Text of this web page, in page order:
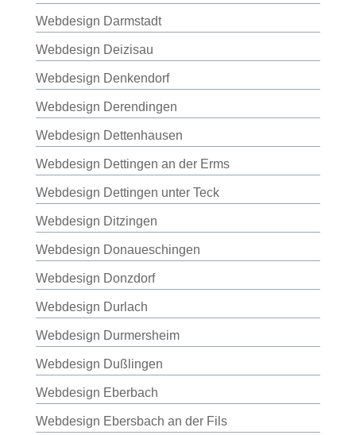
Webdesign Darmstadt
Webdesign Deizisau
Webdesign Denkendorf
Webdesign Derendingen
Webdesign Dettenhausen
Webdesign Dettingen an der Erms
Webdesign Dettingen unter Teck
Webdesign Ditzingen
Webdesign Donaueschingen
Webdesign Donzdorf
Webdesign Durlach
Webdesign Durmersheim
Webdesign Dußlingen
Webdesign Eberbach
Webdesign Ebersbach an der Fils